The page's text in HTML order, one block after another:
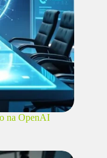
na OpenAI